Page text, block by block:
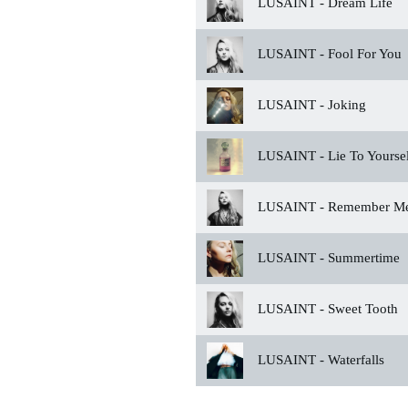
LUSAINT - Fool For You
LUSAINT - Joking
LUSAINT - Lie To
LUSAINT - Remember
LUSAINT - Summertime
LUSAINT - Sweet Tooth
LUSAINT - Waterfalls